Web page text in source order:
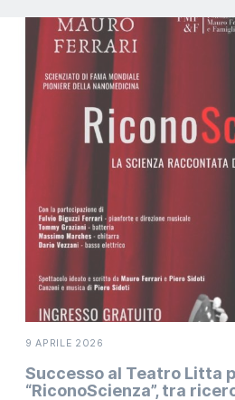
9 APRILE 2026
Successo al Teatro Litta
“RiconoScienza”, tra